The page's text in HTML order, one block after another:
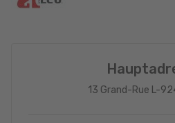
13 Grand-Rue L-